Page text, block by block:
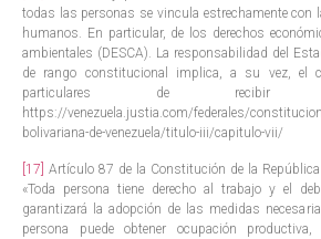
todas las personas se vincula estrechamente con
humanos. En particular, de los derechos
ambientales (DESCA). La responsabilidad del
de rango constitucional implica, a su vez, el
particulares de recibir
https://venezuela.justia.com/federales/
bolivariana-de-venezuela/titulo-iii/capitulo-vii/
[17] Artículo 87 de la Constitución de la República
«Toda persona tiene derecho al trabajo y el
garantizará la adopción de las medidas
persona puede obtener ocupación